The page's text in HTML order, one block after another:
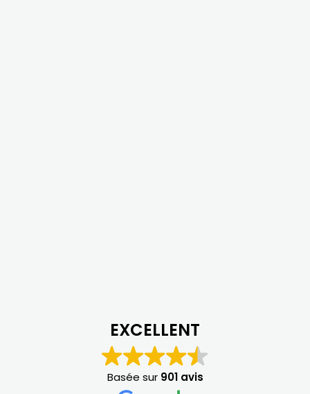
EXCELLENT
Basée sur 901 avis